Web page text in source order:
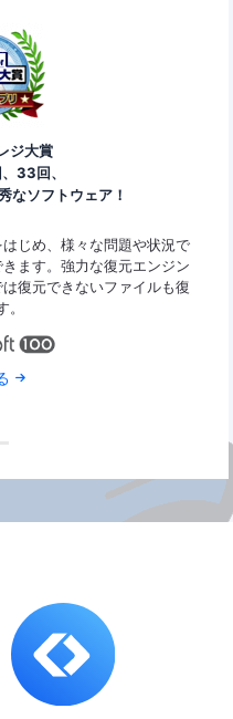
ジ大賞
33回、
なソフトウェア！
じめ、様々な問題や状況で
ます。強力な復元エンジン
復元できないファイルも復
。